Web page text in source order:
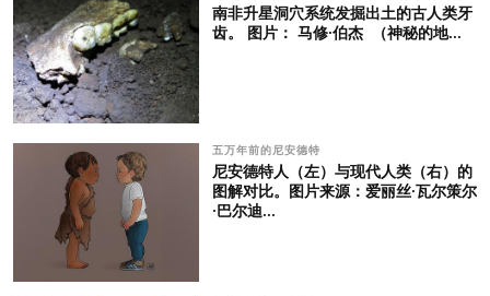
南非升星洞穴系统发掘出土的古人类牙
齿。 图片： 马修·伯杰 （神秘的地...
五万年前的尼安德特
尼安德特人（左）与现代人类（右）的
图解对比。图片来源：爱丽丝·瓦尔策尔
·巴尔迪...